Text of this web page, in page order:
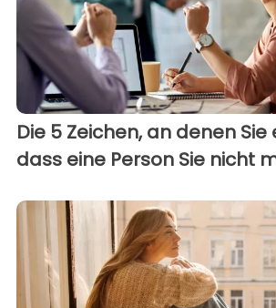
Die 5 Zeichen, an denen Sie
dass eine Person Sie nicht